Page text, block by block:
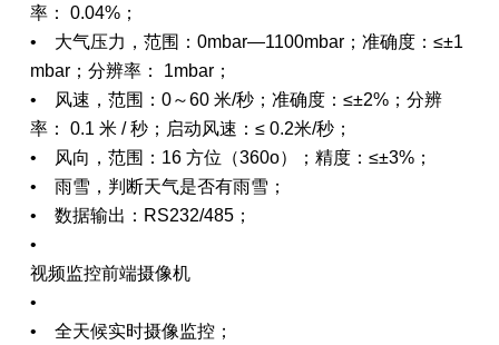
率： 0.04%；
• 大气压力，范围：0mbar—1100mbar；准确度：≤±1
mbar；分辨率： 1mbar；
• 风速，范围：0～60 米/秒；准确度：≤±2%；分辨
率： 0.1 米 / 秒；启动风速：≤ 0.2米/秒；
• 风向，范围：16 方位（360o）；精度：≤±3%；
• 雨雪，判断天气是否有雨雪；
• 数据输出：RS232/485；
•
视频监控前端摄像机
•
• 全天候实时摄像监控；